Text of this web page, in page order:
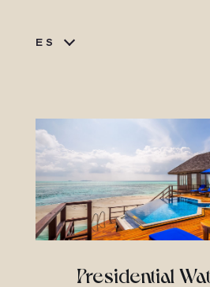
ES
Presidential